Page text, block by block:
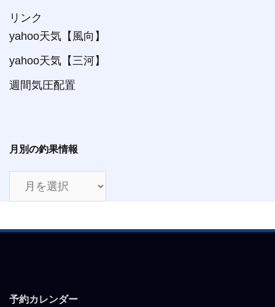
リンク
yahoo天気【風向】
yahoo天気【三河】
週間気圧配置
月別の釣果情報
別
釣
予約カレンダー